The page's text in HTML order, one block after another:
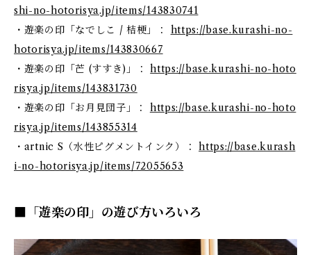
shi-no-hotorisya.jp/items/143830741
・遊楽の印「なでしこ / 桔梗」： https://base.kurashi-no-
hotorisya.jp/items/143830667
・遊楽の印「芒 (すすき)」：https://base.kurashi-no-hoto
risya.jp/items/143831730
・遊楽の印「お月見団子」： https://base.kurashi-no-hoto
risya.jp/items/143855314
・artnic S（水性ピグメントインク）：https://base.kurash
i-no-hotorisya.jp/items/72055653
■「遊楽の印」の遊び方いろいろ